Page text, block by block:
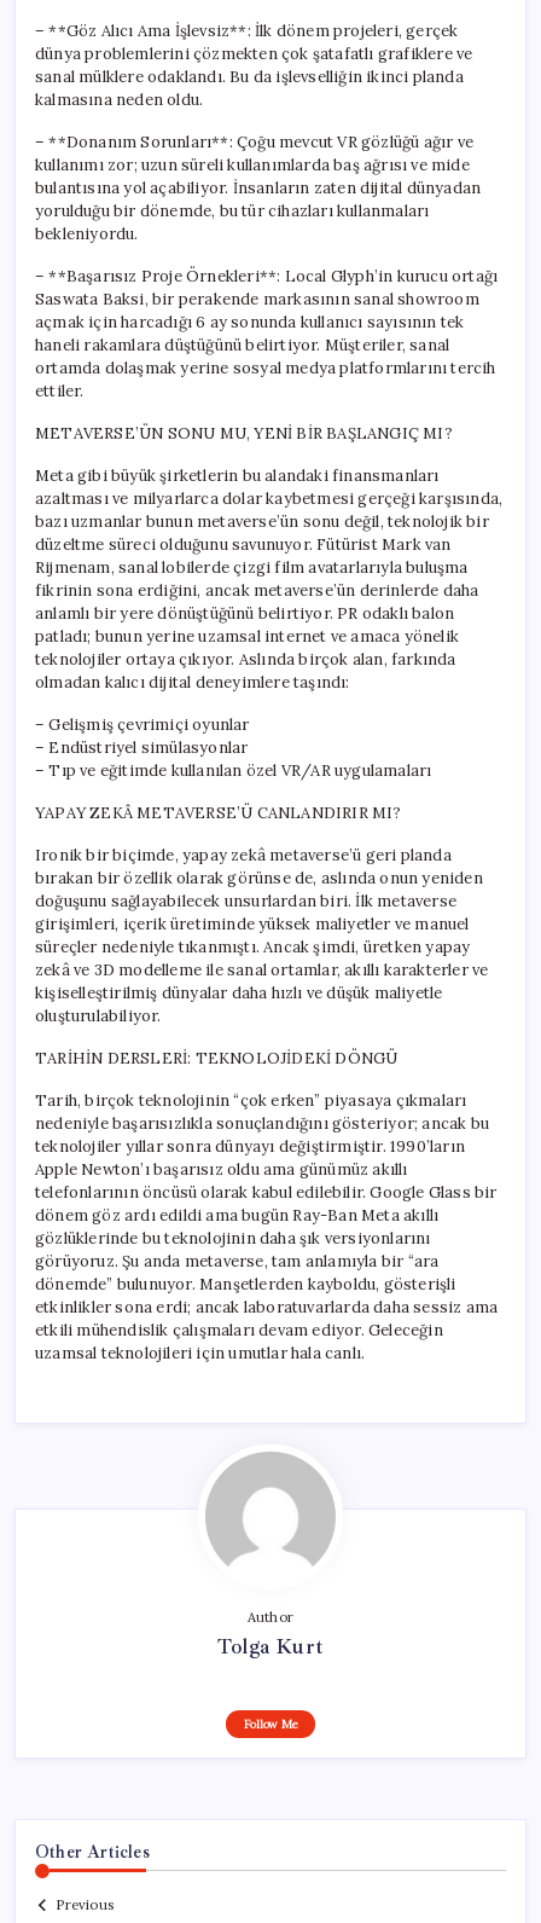
– **Göz Alıcı Ama İşlevsiz**: İlk dönem projeleri, gerçek
dünya problemlerini çözmekten çok şatafatlı grafiklere ve
sanal mülklere odaklandı. Bu da işlevselliğin ikinci planda
kalmasına neden oldu.
– **Donanım Sorunları**: Çoğu mevcut VR gözlüğü ağır ve
kullanımı zor; uzun süreli kullanımlarda baş ağrısı ve mide
bulantısına yol açabiliyor. İnsanların zaten dijital dünyadan
yorulduğu bir dönemde, bu tür cihazları kullanmaları
bekleniyordu.
– **Başarısız Proje Örnekleri**: Local Glyph’in kurucu ortağı
Saswata Baksi, bir perakende markasının sanal showroom
açmak için harcadığı 6 ay sonunda kullanıcı sayısının tek
haneli rakamlara düştüğünü belirtiyor. Müşteriler, sanal
ortamda dolaşmak yerine sosyal medya platformlarını tercih
ettiler.
METAVERSE’ÜN SONU MU, YENİ BİR BAŞLANGIÇ MI?
Meta gibi büyük şirketlerin bu alandaki finansmanları
azaltması ve milyarlarca dolar kaybetmesi gerçeği karşısında,
bazı uzmanlar bunun metaverse’ün sonu değil, teknolojik bir
düzeltme süreci olduğunu savunuyor. Fütürist Mark van
Rijmenam, sanal lobilerde çizgi film avatarlarıyla buluşma
fikrinin sona erdiğini, ancak metaverse’ün derinlerde daha
anlamlı bir yere dönüştüğünü belirtiyor. PR odaklı balon
patladı; bunun yerine uzamsal internet ve amaca yönelik
teknolojiler ortaya çıkıyor. Aslında birçok alan, farkında
olmadan kalıcı dijital deneyimlere taşındı:
– Gelişmiş çevrimiçi oyunlar
– Endüstriyel simülasyonlar
– Tıp ve eğitimde kullanılan özel VR/AR uygulamaları
YAPAY ZEKÂ METAVERSE’Ü CANLANDIRIR MI?
Ironik bir biçimde, yapay zekâ metaverse’ü geri planda
bırakan bir özellik olarak görünse de, aslında onun yeniden
doğuşunu sağlayabilecek unsurlardan biri. İlk metaverse
girişimleri, içerik üretiminde yüksek maliyetler ve manuel
süreçler nedeniyle tıkanmıştı. Ancak şimdi, üretken yapay
zekâ ve 3D modelleme ile sanal ortamlar, akıllı karakterler ve
kişiselleştirilmiş dünyalar daha hızlı ve düşük maliyetle
oluşturulabiliyor.
TARİHİN DERSLERİ: TEKNOLOJİDEKİ DÖNGÜ
Tarih, birçok teknolojinin “çok erken” piyasaya çıkmaları
nedeniyle başarısızlıkla sonuçlandığını gösteriyor; ancak bu
teknolojiler yıllar sonra dünyayı değiştirmiştir. 1990’ların
Apple Newton’ı başarısız oldu ama günümüz akıllı
telefonlarının öncüsü olarak kabul edilebilir. Google Glass bir
dönem göz ardı edildi ama bugün Ray-Ban Meta akıllı
gözlüklerinde bu teknolojinin daha şık versiyonlarını
görüyoruz. Şu anda metaverse, tam anlamıyla bir “ara
dönemde” bulunuyor. Manşetlerden kayboldu, gösterişli
etkinlikler sona erdi; ancak laboratuvarlarda daha sessiz ama
etkili mühendislik çalışmaları devam ediyor. Geleceğin
uzamsal teknolojileri için umutlar hala canlı.
Author
Tolga Kurt
Follow Me
Other Articles
Previous